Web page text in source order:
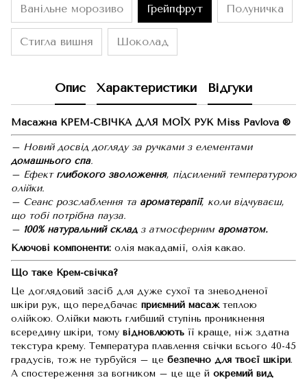
Ванільне морозиво Грейпфрут Полуничка
Стигла вишня Шоколад
Опис Характеристики Відгуки
Масажна КРЕМ-СВІЧКА ДЛЯ МОЇХ РУК Miss Pavlova ®
– Новий досвід догляду за ручками з елементами
домашнього спа.
– Ефект глибокого зволоження, підсилений температурою
олійки.
– Сеанс розслаблення та ароматерапії, коли відчуваєш,
що тобі потрібна пауза.
– 100% натуральний склад з атмосферним ароматом.
Ключові компоненти: олія макадамії, олія какао.
Що таке Крем-свічка?
Це доглядовий засіб для дуже сухої та зневодненої
шкіри рук, що передбачає приємний масажтеплою
олійкою. Олійки мають глибший ступінь проникнення
всередину шкіри, тому відновлюють її краще, ніж здатна
текстура крему. Температура плавлення свічки всього 40-45
градусів, тож не турбуйся – це безпечно для твоєї шкіри.
А спостереження за вогником – це ще й окремий вид